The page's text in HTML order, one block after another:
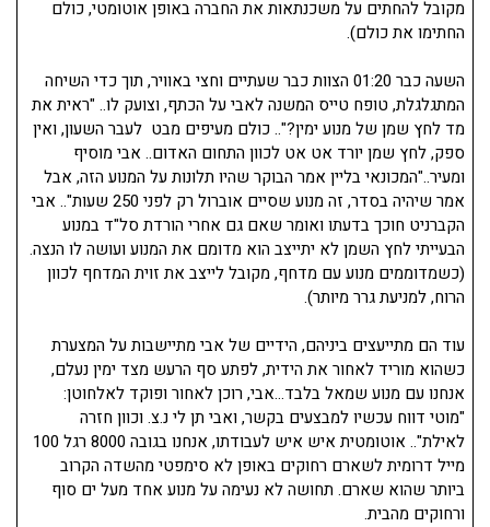
מקובל להחתים על משכנתאות את החברה באופן אוטומטי, כולם
החתימו את כולם).
השעה כבר 01:20 הצוות כבר שעתיים וחצי באוויר, תוך כדי השיחה
המתגלגלת, טופח טייס המשנה לאבי על הכתף, וצועק לו.. "ראית את
מד לחץ שמן של מנוע ימין?".. כולם מעיפים מבט לעבר השעון, ואין
ספק, לחץ שמן יורד אט אט לכוון התחום האדום.. אבי מוסיף
ומעיר.."המכונאי בליין אמר הבוקר שהיו תלונות על המנוע הזה, אבל
אמר שיהיה בסדר, זה מנוע שסיים אוברול רק לפני 250 שעות".. אבי
הקברניט חוכך בדעתו ואומר שאם גם אחרי הורדת סל"ד במנוע
הבעייתי לחץ השמן לא יתייצב הוא מדומם את המנוע ועושה לו הנצה.
(כשמדוממים מנוע עם מדחף, מקובל לייצב את זוית המדחף לכוון
הרוח, למניעת גרר מיותר).
עוד הם מתייעצים ביניהם, הידיים של אבי מתיישבות על המצערת
כשהוא מוריד לאחור את הידית, לפתע סף הרעש מצד ימין נעלם,
אנחנו עם מנוע שמאל בלבד…אבי, רוכן לאחור ופוקד לאלחוטן:
"מוטי דווח עכשיו למבצעים בקשר, ואבי תן לי נ.צ. וכוון חזרה
לאילת".. אוטומטית איש איש לעבודתו, אנחנו בגובה 8000 רגל 100
מייל דרומית לשארם רחוקים באופן לא סימפטי מהשדה הקרוב
ביותר שהוא שארם. תחושה לא נעימה על מנוע אחד מעל ים סוף
ורחוקים מהבית.